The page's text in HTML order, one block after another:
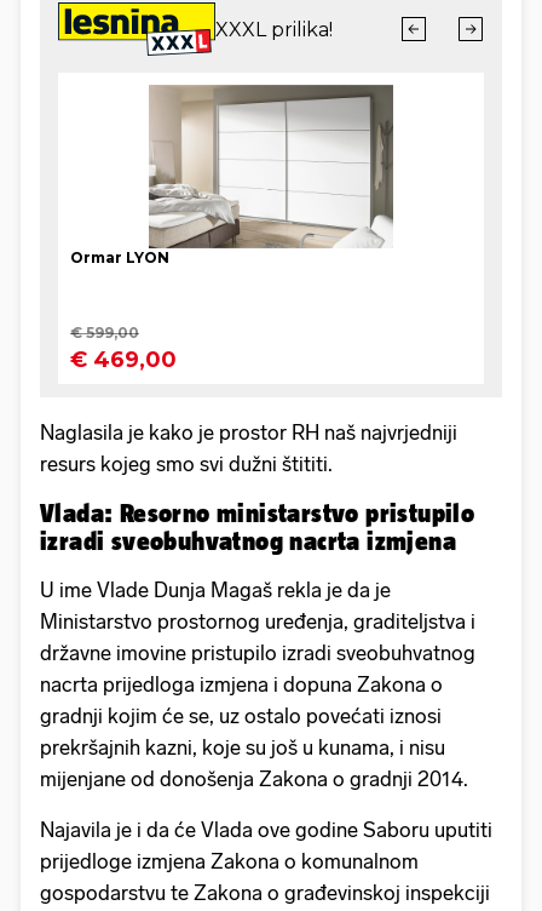
Naglasila je kako je prostor RH naš najvrjedniji
resurs kojeg smo svi dužni štititi.
Vlada: Resorno ministarstvo pristupilo
izradi sveobuhvatnog nacrta izmjena
U ime Vlade Dunja Magaš rekla je da je
Ministarstvo prostornog uređenja, graditeljstva i
državne imovine pristupilo izradi sveobuhvatnog
nacrta prijedloga izmjena i dopuna Zakona o
gradnji kojim će se, uz ostalo povećati iznosi
prekršajnih kazni, koje su još u kunama, i nisu
mijenjane od donošenja Zakona o gradnji 2014.
Najavila je i da će Vlada ove godine Saboru uputiti
prijedloge izmjena Zakona o komunalnom
gospodarstvu te Zakona o građevinskoj inspekciji